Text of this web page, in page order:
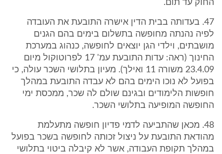
החוק עד תום.
47. בעדותה בבית הדין אישרה התובעת את העובדה
לפיה נהנתה מחופשה בתשלום בימים בהם הגנים
מושבתים, וילדי הגן יוצאים לחופשה, כנהוג במערכת
החינוך (ראה: עדות התובעת עמ' 17 לפרוטוקול מיום
23.4.09 משורה 11 ואילך). מעיון בתלושי השכר עולה, כי
בפועל לא נוכו הימים בהם לא עבדה התובעת במהלך
חופשות הלימודים ובגינם שולם לה שכר, ממכסת ימי
החופשה המופיעה בתלושי השכר.
48. מכאן שהתביעה לדמי פדיון חופשה מתעלמת
מהודאת התובעת על ניצול זכותה לחופשה בשכר בפועל
במהלך תקופת העבודה, אשר לא קיבלה ביטוי בתלושי